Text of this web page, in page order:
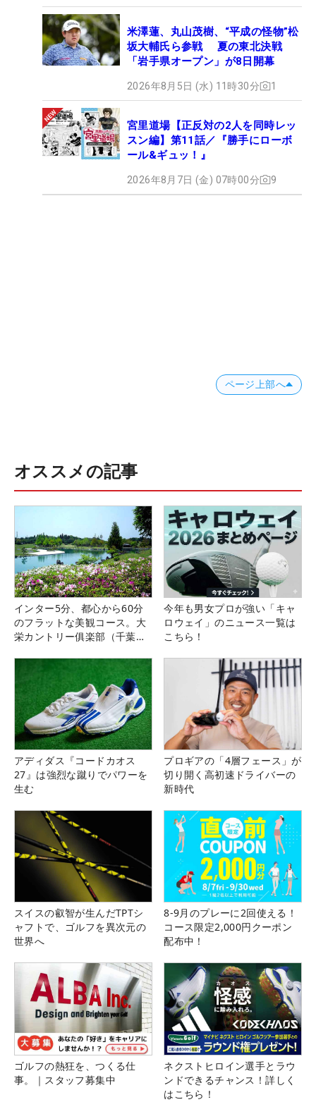
米澤蓮、丸山茂樹、“平成の怪物”松
坂大輔氏ら参戦 夏の東北決戦
「岩手県オープン」が8日開幕
2026年8月5日 (水) 11時30分 1
宮里道場【正反対の2人を同時レッ
スン編】第11話／『勝手にローボ
ール&ギュッ！』
2026年8月7日 (金) 07時00分 9
ページ上部へ
オススメの記事
インター5分、都心から60分
のフラットな美観コース。大
栄カントリー俱楽部（千葉
今年も男女プロが強い「キャ
ロウェイ」のニュース一覧は
こちら！
アディダス『コードカオス
27』は強烈な蹴りでパワーを
生む
プロギアの「4層フェース」が
切り開く高初速ドライバーの
新時代
スイスの叡智が生んだTPTシ
ャフトで、ゴルフを異次元の
世界へ
8-9月のプレーに2回使える！
コース限定2,000円クーポン
配布中！
ゴルフの熱狂を、つくる仕
事。｜スタッフ募集中
ネクストヒロイン選手とラウ
ンドできるチャンス！詳しく
はこちら！